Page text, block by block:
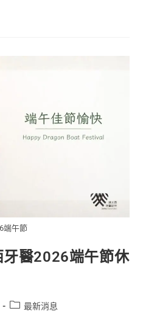
端午節
牙醫2026端午節休
最新消息